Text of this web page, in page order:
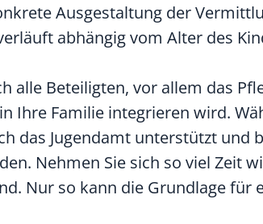
Ausgestaltung der
abhängig vom Alter des
alle Beteiligten, vor allem das
Ihre Familie integrieren wird.
das Jugendamt unterstützt und
Nehmen Sie sich so viel Zeit
Nur so kann die Grundlage für